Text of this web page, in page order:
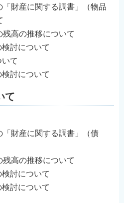
産に関する調書」（物品
の推移について
について
て
について
て
産に関する調書」（債
の推移について
について
について